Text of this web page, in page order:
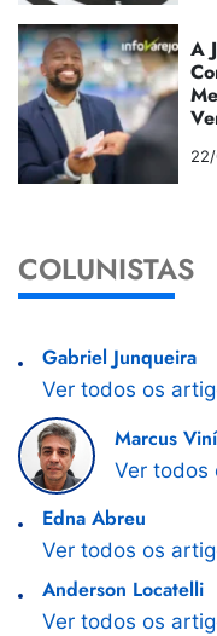
A
COLUNISTAS
Gabriel Junqueira
Ver todos os
Marcus
Ver todos
Edna Abreu
Ver todos os
Anderson Locatelli
Ver todos os